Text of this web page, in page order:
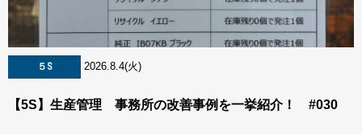
５S 2026.8.4(火)
【5S】生産管理 事務所の改善事例を一挙紹介！ #030